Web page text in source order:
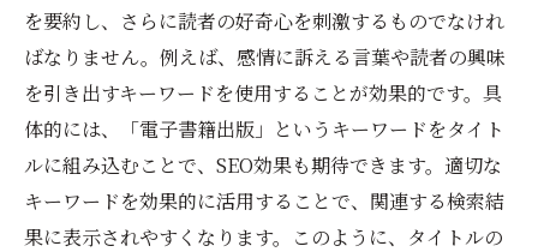
を要約し、さらに読者の好奇心を刺激するものでなけれ
ばなりません。例えば、感情に訴える言葉や読者の興味
を引き出すキーワードを使用することが効果的です。具
体的には、「電子書籍出版」というキーワードをタイト
ルに組み込むことで、SEO効果も期待できます。適切な
キーワードを効果的に活用することで、関連する検索結
果に表示されやすくなります。このように、タイトルの